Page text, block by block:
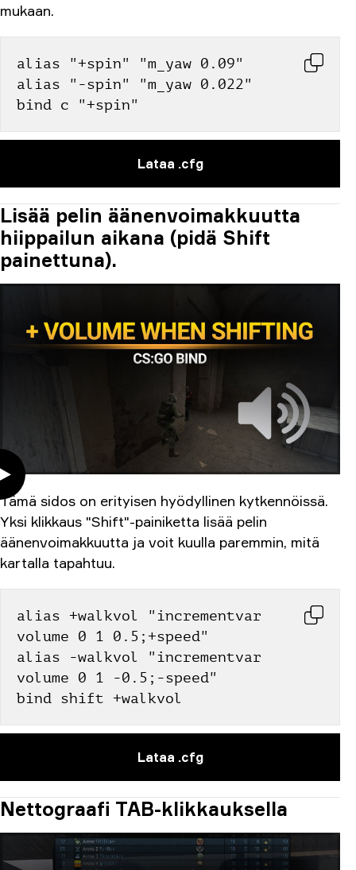
mukaan.
alias "+spin" "m_yaw 0.09"
alias "-spin" "m_yaw 0.022"
bind c "+spin"
Lataa .cfg
Lisää pelin äänenvoimakkuutta
hiippailun aikana (pidä Shift
painettuna).
Tämä sidos on erityisen hyödyllinen kytkennöissä.
Yksi klikkaus "Shift"-painiketta lisää pelin
äänenvoimakkuutta ja voit kuulla paremmin, mitä
kartalla tapahtuu.
alias +walkvol "incrementvar
volume 0 1 0.5;+speed"
alias -walkvol "incrementvar
volume 0 1 -0.5;-speed"
bind shift +walkvol
Lataa .cfg
Nettograafi TAB-klikkauksella